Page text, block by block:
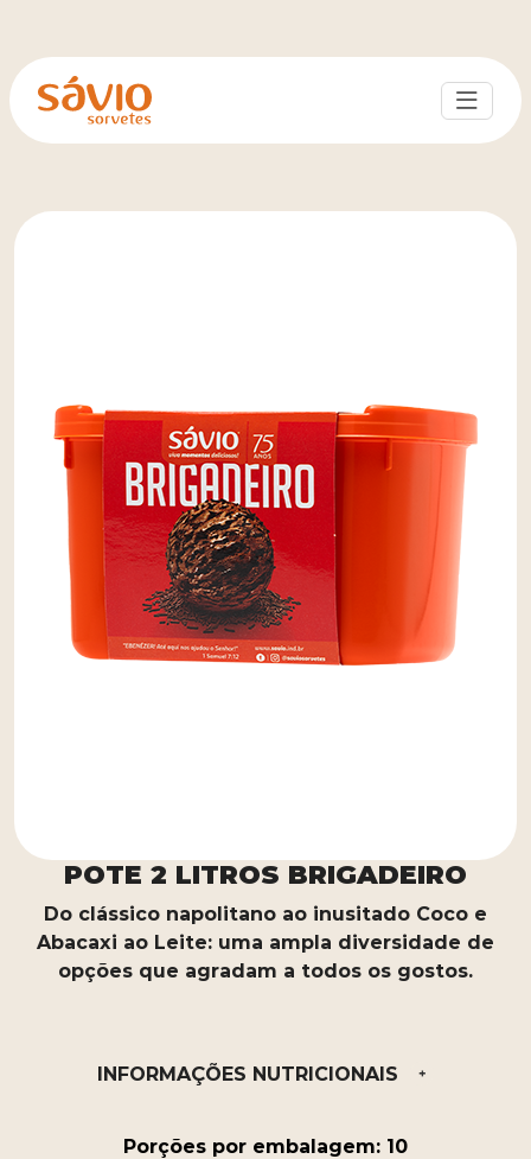
POTE 2 LITROS BRIGADEIRO
Do clássico napolitano ao inusitado Coco e
Abacaxi ao Leite: uma ampla diversidade de
opções que agradam a todos os gostos.
INFORMAÇÕES NUTRICIONAIS
Porções por embalagem: 10